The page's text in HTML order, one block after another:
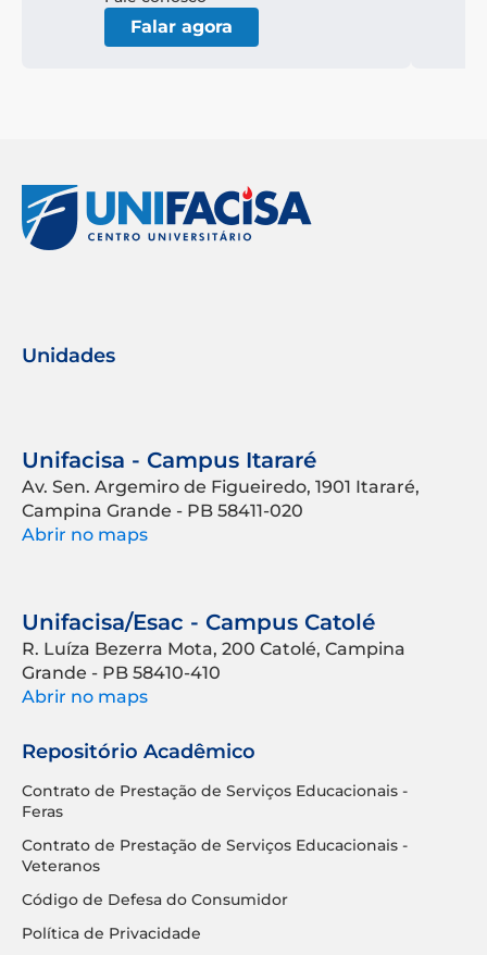
Falar agora
Unidades
Unifacisa - Campus Itararé
Av. Sen. Argemiro de Figueiredo, 1901 Itararé,
Campina Grande - PB 58411-020
Abrir no maps
Unifacisa/Esac - Campus Catolé
R. Luíza Bezerra Mota, 200 Catolé, Campina
Grande - PB 58410-410
Abrir no maps
Repositório Acadêmico
Contrato de Prestação de Serviços Educacionais -
Feras
Contrato de Prestação de Serviços Educacionais -
Veteranos
Código de Defesa do Consumidor
Política de Privacidade